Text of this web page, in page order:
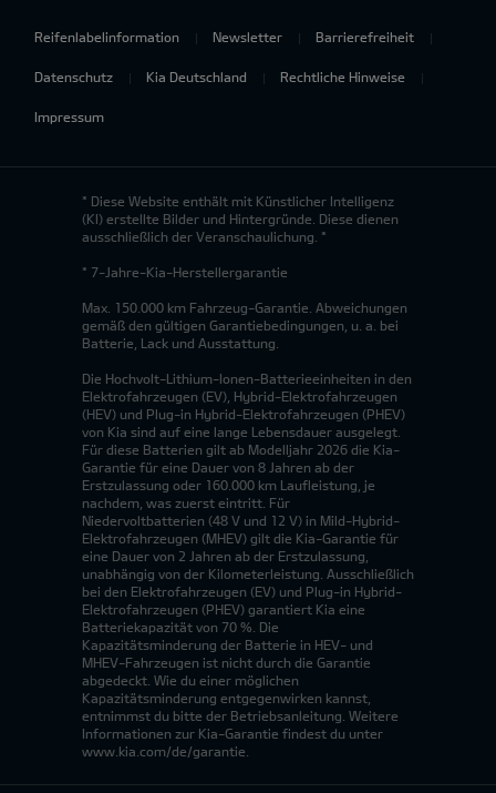
Reifenlabelinformation Newsletter Barrierefreiheit
Datenschutz Kia Deutschland Rechtliche Hinweise
Impressum
* Diese Website enthält mit Künstlicher Intelligenz
(KI) erstellte Bilder und Hintergründe. Diese dienen
ausschließlich der Veranschaulichung. *
* 7-Jahre-Kia-Herstellergarantie
Max. 150.000 km Fahrzeug-Garantie. Abweichungen
gemäß den gültigen Garantiebedingungen, u. a. bei
Batterie, Lack und Ausstattung.
Die Hochvolt-Lithium-Ionen-Batterieeinheiten in den
Elektrofahrzeugen (EV), Hybrid-Elektrofahrzeugen
(HEV) und Plug-in Hybrid-Elektrofahrzeugen (PHEV)
von Kia sind auf eine lange Lebensdauer ausgelegt.
Für diese Batterien gilt ab Modelljahr 2026 die Kia-
Garantie für eine Dauer von 8 Jahren ab der
Erstzulassung oder 160.000 km Laufleistung, je
nachdem, was zuerst eintritt. Für
Niedervoltbatterien (48 V und 12 V) in Mild-Hybrid-
Elektrofahrzeugen (MHEV) gilt die Kia-Garantie für
eine Dauer von 2 Jahren ab der Erstzulassung,
unabhängig von der Kilometerleistung. Ausschließlich
bei den Elektrofahrzeugen (EV) und Plug-in Hybrid-
Elektrofahrzeugen (PHEV) garantiert Kia eine
Batteriekapazität von 70 %. Die
Kapazitätsminderung der Batterie in HEV- und
MHEV-Fahrzeugen ist nicht durch die Garantie
abgedeckt. Wie du einer möglichen
Kapazitätsminderung entgegenwirken kannst,
entnimmst du bitte der Betriebsanleitung. Weitere
Informationen zur Kia-Garantie findest du unter
www.kia.com/de/garantie.